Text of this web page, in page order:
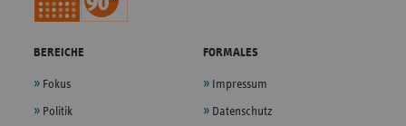
BEREICHE
Fokus
Politik
FORMALES
Impressum
Datenschutz